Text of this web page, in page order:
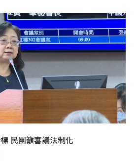
民團籲審議法制化